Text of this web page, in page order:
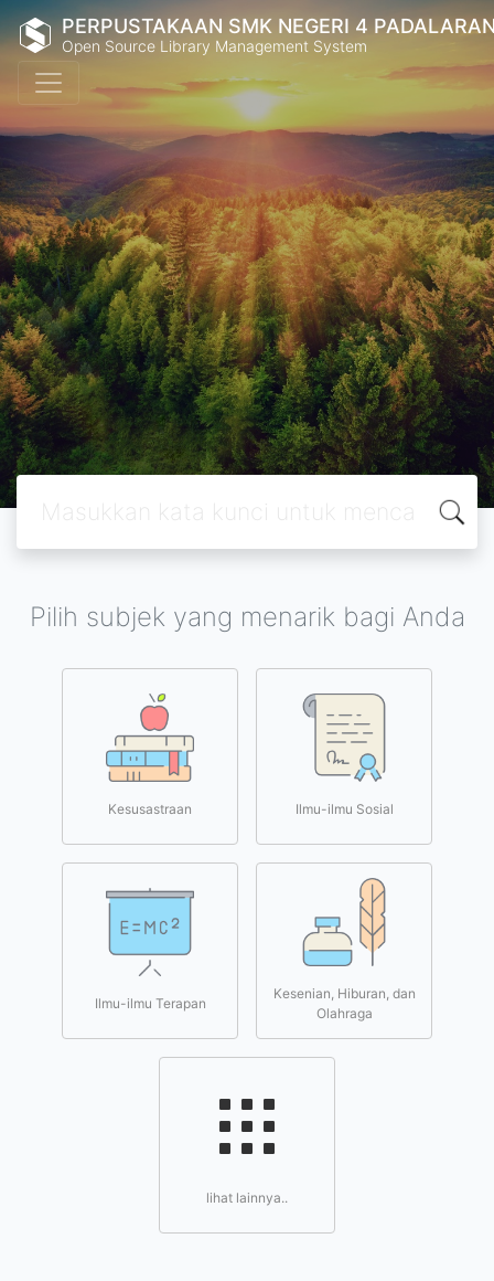
PERPUSTAKAAN SMK NEGERI 4
Open Source Library Management System
Pilih subjek yang menarik bagi Anda
Kesusastraan Ilmu-ilmu Sosial
Ilmu-ilmu Terapan
Kesenian, Hiburan, dan
Olahraga
lihat lainnya..